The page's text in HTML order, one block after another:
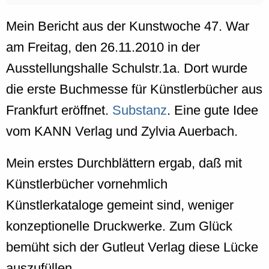
Mein Bericht aus der Kunstwoche 47. War
am Freitag, den 26.11.2010 in der
Ausstellungshalle Schulstr.1a. Dort wurde
die erste Buchmesse für Künstlerbücher aus
Frankfurt eröffnet. Substanz. Eine gute Idee
vom KANN Verlag und Zylvia Auerbach.
Mein erstes Durchblättern ergab, daß mit
Künstlerbücher vornehmlich
Künstlerkataloge gemeint sind, weniger
konzeptionelle Druckwerke. Zum Glück
bemüht sich der Gutleut Verlag diese Lücke